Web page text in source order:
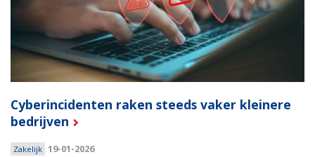
Cyberincidenten raken steeds vaker kleinere
bedrijven
Zakelijk 19-01-2026